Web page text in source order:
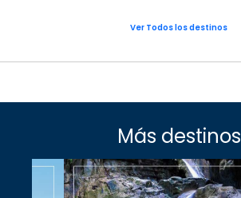
Ver Todos los destinos
Más destinos